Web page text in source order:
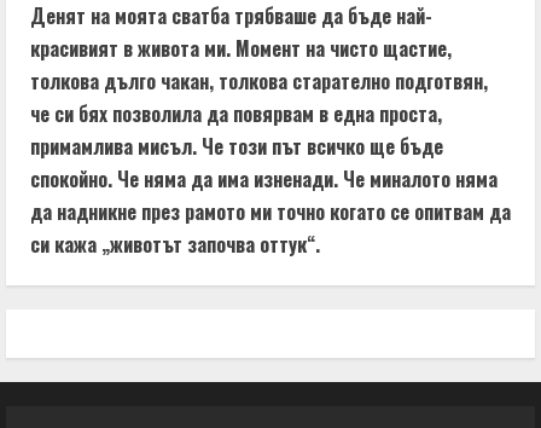
Денят на моята сватба трябваше да бъде най-
красивият в живота ми. Момент на чисто щастие,
толкова дълго чакан, толкова старателно подготвян,
че си бях позволила да повярвам в една проста,
примамлива мисъл. Че този път всичко ще бъде
спокойно. Че няма да има изненади. Че миналото няма
да надникне през рамото ми точно когато се опитвам да
си кажа „животът започва оттук“.